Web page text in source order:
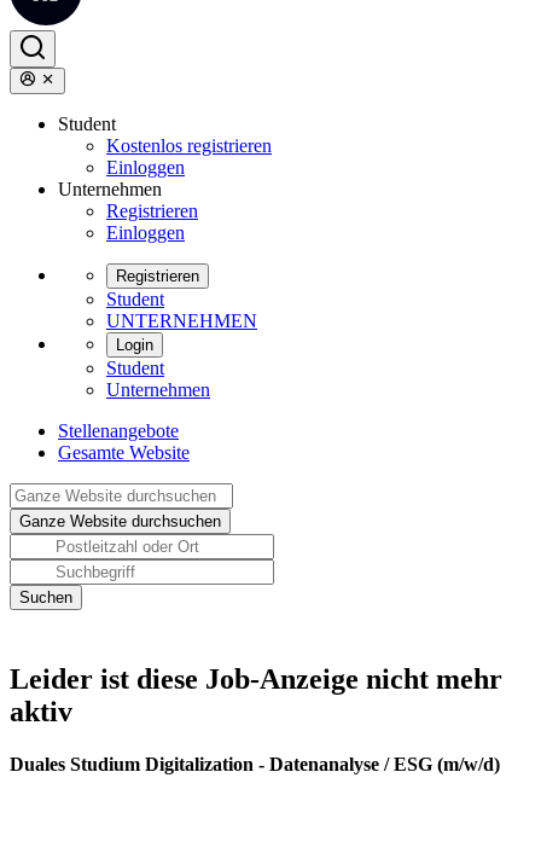
Student
Kostenlos registrieren
Einloggen
Unternehmen
Registrieren
Einloggen
Registrieren
Student
UNTERNEHMEN
Login
Student
Unternehmen
Stellenangebote
Gesamte Website
Leider ist diese Job-Anzeige nicht mehr
aktiv
Duales Studium Digitalization - Datenanalyse / ESG (m/w/d)